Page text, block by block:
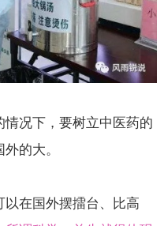
况下，要树立中医药的
的大。
以在国外摆擂台、比高